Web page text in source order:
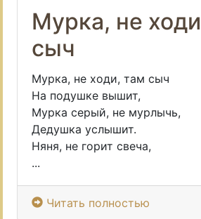
Мурка, не
сыч
Мурка, не ходи, там сыч
На подушке вышит,
Мурка серый, не мурлычь,
Дедушка услышит.
Няня, не горит свеча,
...
Читать полностью